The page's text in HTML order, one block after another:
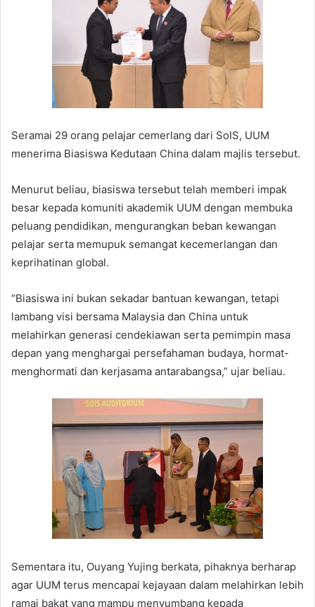
Seramai 29 orang pelajar cemerlang dari SoIS, UUM
menerima Biasiswa Kedutaan China dalam majlis tersebut.
Menurut beliau, biasiswa tersebut telah memberi impak
besar kepada komuniti akademik UUM dengan membuka
peluang pendidikan, mengurangkan beban kewangan
pelajar serta memupuk semangat kecemerlangan dan
keprihatinan global.
“Biasiswa ini bukan sekadar bantuan kewangan, tetapi
lambang visi bersama Malaysia dan China untuk
melahirkan generasi cendekiawan serta pemimpin masa
depan yang menghargai persefahaman budaya, hormat-
menghormati dan kerjasama antarabangsa,” ujar beliau.
Sementara itu, Ouyang Yujing berkata, pihaknya berharap
agar UUM terus mencapai kejayaan dalam melahirkan lebih
ramai bakat yang mampu menyumbang kepada